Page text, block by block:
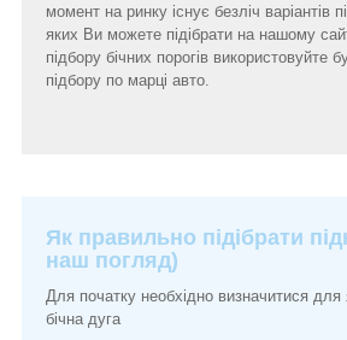
момент на ринку існує безліч варіантів
яких Ви можете підібрати на нашому
підбору бічних порогів використовуйте
підбору по марці авто.
Як правильно підібрати
наш погляд)
Для початку необхідно визначитися для
бічна дуга